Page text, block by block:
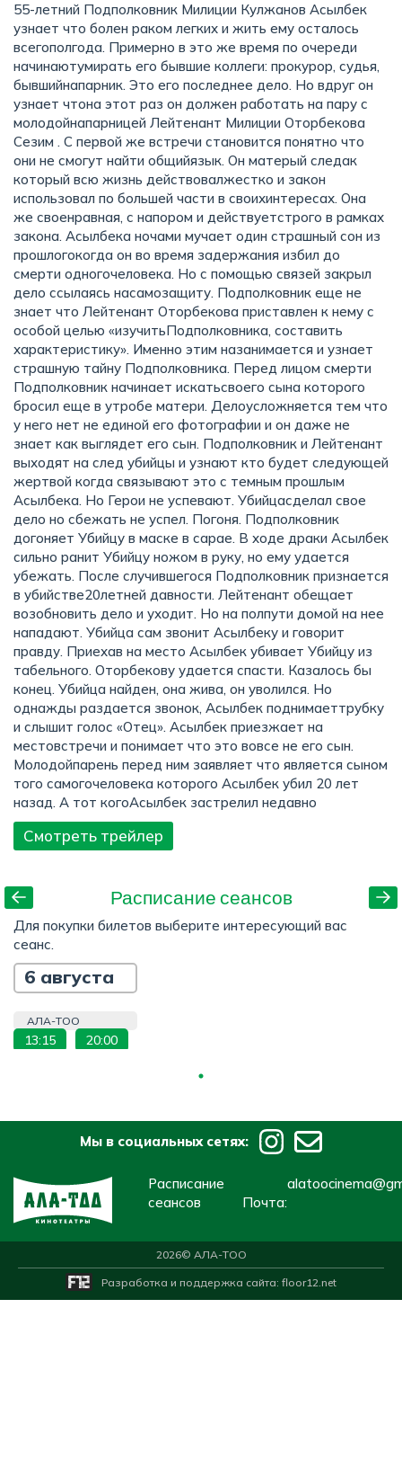
55-летний Подполковник Милиции Кулжанов Асылбек
узнает что болен раком легких и жить ему осталось
всегополгода. Примерно в это же время по очереди
начинаютумирать его бывшие коллеги: прокурор, судья,
бывшийнапарник. Это его последнее дело. Но вдруг он
узнает чтона этот раз он должен работать на пару с
молодойнапарницей Лейтенант Милиции Оторбекова
Сезим . С первой же встречи становится понятно что
они не смогут найти общийязык. Он матерый следак
который всю жизнь действовалжестко и закон
использовал по большей части в своихинтересах. Она
же своенравная, с напором и действуетстрого в рамках
закона. Асылбека ночами мучает один страшный сон из
прошлогокогда он во время задержания избил до
смерти одногочеловека. Но с помощью связей закрыл
дело ссылаясь насамозащиту. Подполковник еще не
знает что Лейтенант Оторбекова приставлен к нему с
особой целью «изучитьПодполковника, составить
характеристику». Именно этим назанимается и узнает
страшную тайну Подполковника. Перед лицом смерти
Подполковник начинает искатьсвоего сына которого
бросил еще в утробе матери. Делоусложняется тем что
у него нет не единой его фотографии и он даже не
знает как выглядет его сын. Подполковник и Лейтенант
выходят на след убийцы и узнают кто будет следующей
жертвой когда связывают это с темным прошлым
Асылбека. Но Герои не успевают. Убийцасделал свое
дело но сбежать не успел. Погоня. Подполковник
догоняет Убийцу в маске в сарае. В ходе драки Асылбек
сильно ранит Убийцу ножом в руку, но ему удается
убежать. После случившегося Подполковник признается
в убийстве20летней давности. Лейтенант обещает
возобновить дело и уходит. Но на полпути домой на нее
нападают. Убийца сам звонит Асылбеку и говорит
правду. Приехав на место Асылбек убивает Убийцу из
табельного. Оторбекову удается спасти. Казалось бы
конец. Убийца найден, она жива, он уволился. Но
однажды раздается звонок, Асылбек поднимаеттрубку
и слышит голос «Отец». Асылбек приезжает на
местовстречи и понимает что это вовсе не его сын.
Молодойпарень перед ним заявляет что является сыном
того самогочеловека которого Асылбек убил 20 лет
назад. А тот когоАсылбек застрелил недавно
Смотреть трейлер
Расписание сеансов
Для покупки билетов выберите интересующий вас
сеанс.
6 августа
АЛА-ТОО
13:15 20:00
Мы в социальных сетях:
Расписание
сеансов
Почта:
2026© АЛА-ТОО
Разработка и поддержка сайта: floor12.net